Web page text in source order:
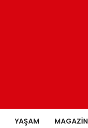
YAŞAM MAGAZIN